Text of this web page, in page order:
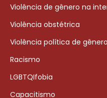
Violência de gênero na
Violência obstétrica
Violência política de gênero
Racismo
LGBTQIfobia
Capacitismo